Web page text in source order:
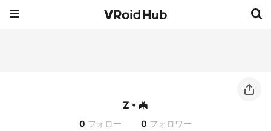
Z • 🦇
0 フォロー 0 フォロワー